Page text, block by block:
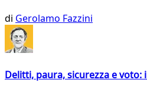
di Gerolamo Fazzini
Delitti, paura, sicurezza e